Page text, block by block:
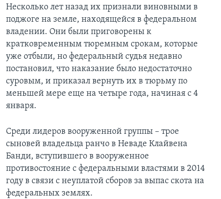
Несколько лет назад их признали виновными в
поджоге на земле, находящейся в федеральном
владении. Они были приговорены к
кратковременным тюремным срокам, которые
уже отбыли, но федеральный судья недавно
постановил, что наказание было недостаточно
суровым, и приказал вернуть их в тюрьму по
меньшей мере еще на четыре года, начиная с 4
января.
Среди лидеров вооруженной группы – трое
сыновей владельца ранчо в Неваде Клайвена
Банди, вступившего в вооруженное
противостояние с федеральными властями в 2014
году в связи с неуплатой сборов за выпас скота на
федеральных землях.